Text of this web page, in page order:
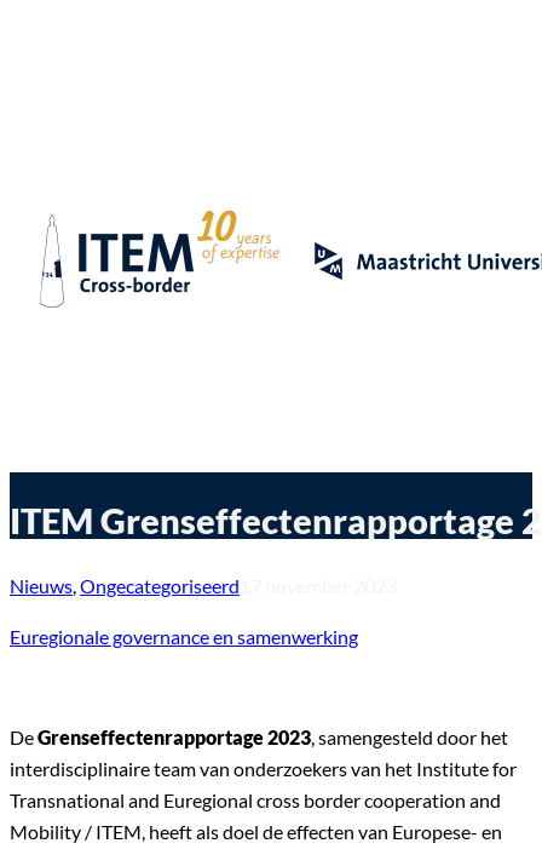
ITEM Grenseffectenrapportage
Nieuws Ongecategoriseerd
Euregionale governance en samenwerking
DeGrenseffectenrapportage 2023, samengesteld door het
interdisciplinaire team van onderzoekers van het Institute for
Transnational and Euregional cross border cooperation and
Mobility / ITEM, heeft als doel de effecten van Europese- en